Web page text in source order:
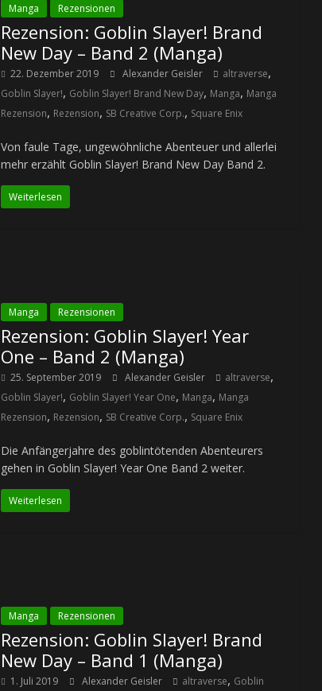
Manga Rezensionen
Rezension: Goblin Slayer! Brand
New Day – Band 2 (Manga)
22. Dezember 2019 Alexander Geisler altraverse,
Goblin Slayer!, Goblin Slayer! Brand New Day, Manga, Manga
Rezension, Rezension, SB Creative Corp., Square Enix
Von faule Tage, ungewöhnliche Abenteuer und allerlei
mehr erzählt Goblin Slayer! Brand New Day Band 2.
Weiterlesen
Manga Rezensionen
Rezension: Goblin Slayer! Year
One – Band 2 (Manga)
25. September 2019 Alexander Geisler altraverse,
Goblin Slayer!, Goblin Slayer! Year One, Manga, Manga
Rezension, Rezension, SB Creative Corp., Square Enix
Die Anfängerjahre des goblintötenden Abenteurers
gehen in Goblin Slayer! Year One Band 2 weiter.
Weiterlesen
Manga Rezensionen
Rezension: Goblin Slayer! Brand
New Day – Band 1 (Manga)
1. Juli 2019 Alexander Geisler altraverse, Goblin